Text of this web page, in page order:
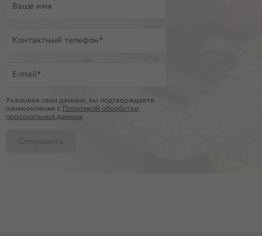
Ваше имя
Контактный телефон*
E-mail*
Указывая свои данные, вы подтверждаете
ознакомление c Политикой обработки
персональных данных
Отправить